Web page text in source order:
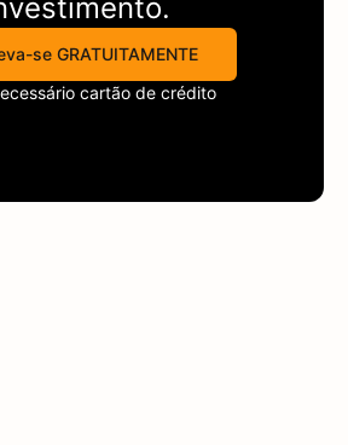
se GRATUITAMENTE
cartão de crédito